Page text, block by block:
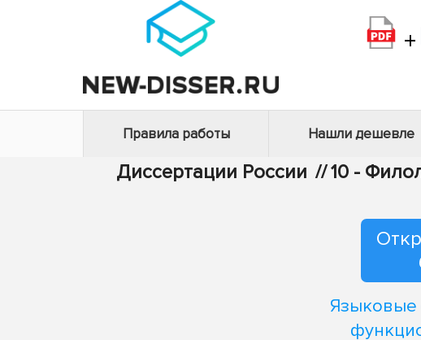
+
Правила работы Нашли дешевле
Диссертации России //10 -
Языковые